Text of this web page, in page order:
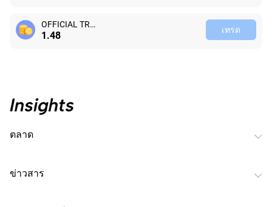
OFFICIAL TRUMP
1.48 เทรด
ตลาด
ข่าวสาร